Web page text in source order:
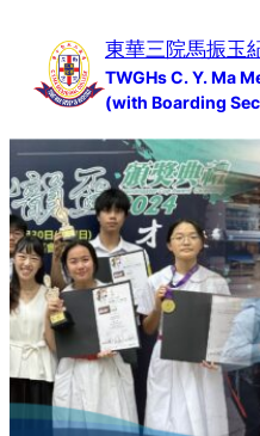
content
東華三院馬振玉
TWGHs C. Y. Ma
(with Boarding